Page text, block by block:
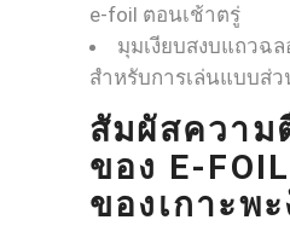
e-foil ตอนเช้าตรู่
มุมเงียบสงบแถวฉล
สำหรับการเล่นแบบส่
สัมผัสความ
ของ E-
ของเกาะพ